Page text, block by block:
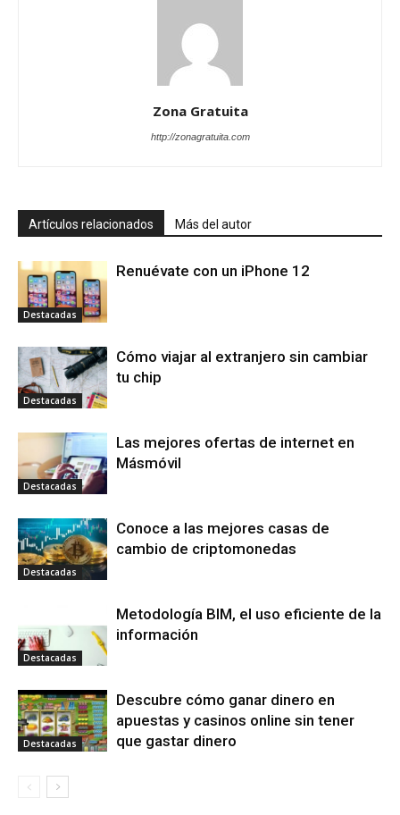
Zona Gratuita
http://zonagratuita.com
Artículos relacionados Más del autor
Destacadas
Renuévate con un iPhone 12
Destacadas
Cómo viajar al extranjero sin cambiar
tu chip
Destacadas
Las mejores ofertas de internet en
Másmóvil
Destacadas
Conoce a las mejores casas de
cambio de criptomonedas
Destacadas
Metodología BIM, el uso eficiente de la
información
Destacadas
Descubre cómo ganar dinero en
apuestas y casinos online sin tener
que gastar dinero